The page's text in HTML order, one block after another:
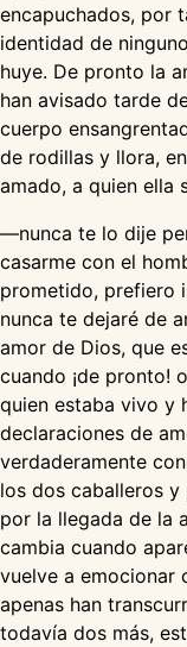
encapuchados, por
identidad de
huye. De pronto la
han avisado tarde
cuerpo
de rodillas y llora,
amado, a quien ella
—nunca te lo dije
casarme con el
prometido, prefiero
nunca te dejaré de
amor de Dios, que
cuando ¡de pronto!
quien estaba vivo y
declaraciones de
verdaderamente
los dos caballeros y
por la llegada de la
cambia cuando
vuelve a emocionar
apenas han
todavía dos más,